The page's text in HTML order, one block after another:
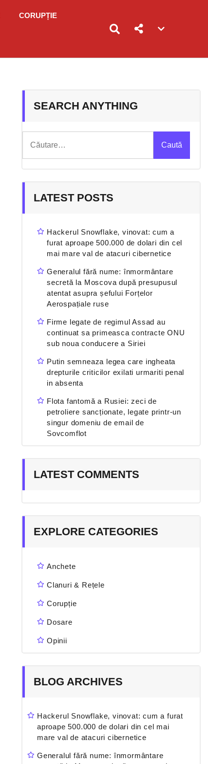
CORUPȚIE
toggle
SEARCH ANYTHING
după:
LATEST POSTS
Hackerul Snowflake, vinovat: cum a
furat aproape 500.000 de dolari din cel
mai mare val de atacuri cibernetice
Generalul fără nume: înmormântare
secretă la Moscova după presupusul
atentat asupra șefului Forțelor
Aerospațiale ruse
Firme legate de regimul Assad au
continuat sa primeasca contracte ONU
sub noua conducere a Siriei
Putin semneaza legea care ingheata
drepturile criticilor exilati urmariti penal
in absenta
Flota fantomă a Rusiei: zeci de
petroliere sancționate, legate printr-un
singur domeniu de email de
Sovcomflot
LATEST COMMENTS
EXPLORE CATEGORIES
Anchete
Clanuri & Rețele
Corupție
Dosare
Opinii
BLOG ARCHIVES
Hackerul Snowflake, vinovat: cum a furat
aproape 500.000 de dolari din cel mai
mare val de atacuri cibernetice
Generalul fără nume: înmormântare